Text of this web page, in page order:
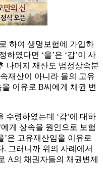
하여 생명보험에 가입하
하였다면 ‘을’은 ‘갑’이 사
나머지 재산도 법정상속분
재산이 아니라 을의 고유
이유로 B씨에게 채권 변
수령하였는데 ‘갑’에 대하
게 상속을 원인으로 보험
’은 고유재산임을 이유로
그러니까 위의 사례에서
A의 채권자들의 채권변제